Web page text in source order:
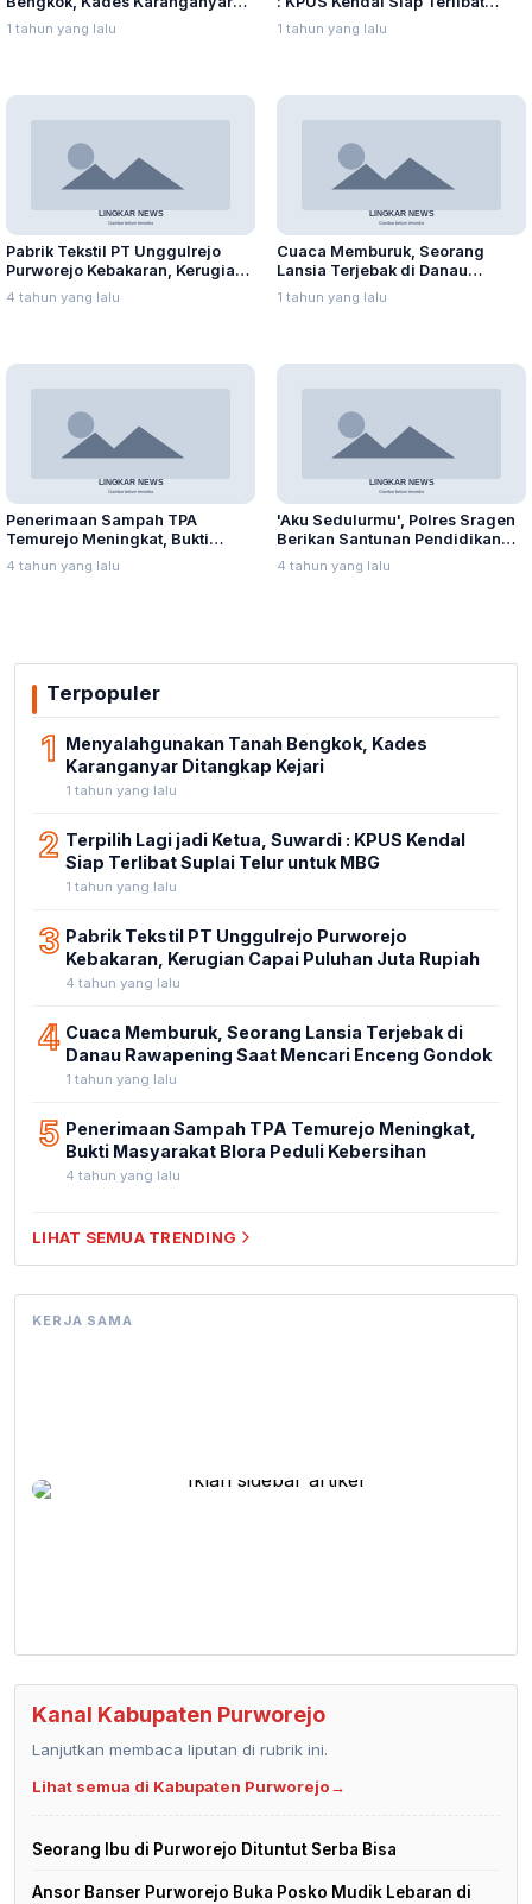
Ditangkap Kejari
1 tahun yang lalu
Suplai Telur untuk MBG
1 tahun yang lalu
Pabrik Tekstil PT Unggulrejo
Purworejo Kebakaran, Kerugian
Capai Puluhan Juta Rupiah
4 tahun yang lalu
Cuaca Memburuk, Seorang
Lansia Terjebak di Danau
Rawapening Saat Mencari
Enceng Gondok
1 tahun yang lalu
Penerimaan Sampah TPA
Temurejo Meningkat, Bukti
Masyarakat Blora Peduli
Kebersihan
4 tahun yang lalu
'Aku Sedulurmu', Polres Sragen
Berikan Santunan Pendidikan
Anak Yatim Piatu
4 tahun yang lalu
Terpopuler
1 Menyalahgunakan Tanah Bengkok, Kades
Karanganyar Ditangkap Kejari
1 tahun yang lalu
2 Terpilih Lagi jadi Ketua, Suwardi : KPUS Kendal
Siap Terlibat Suplai Telur untuk MBG
1 tahun yang lalu
3 Pabrik Tekstil PT Unggulrejo Purworejo
Kebakaran, Kerugian Capai Puluhan Juta Rupiah
4 tahun yang lalu
4 Cuaca Memburuk, Seorang Lansia Terjebak di
Danau Rawapening Saat Mencari Enceng Gondok
1 tahun yang lalu
5 Penerimaan Sampah TPA Temurejo Meningkat,
Bukti Masyarakat Blora Peduli Kebersihan
4 tahun yang lalu
LIHAT SEMUA TRENDING
KERJA SAMA
Kanal Kabupaten Purworejo
Lanjutkan membaca liputan di rubrik ini.
Lihat semua di Kabupaten Purworejo→
Seorang Ibu di Purworejo Dituntut Serba Bisa
Ansor Banser Purworejo Buka Posko Mudik Lebaran di